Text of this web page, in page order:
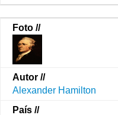
Alexander Hamilton